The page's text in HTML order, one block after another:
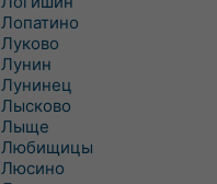
Лопатино
Луково
Лунин
Лунинец
Лысково
Лыще
Любищицы
Люсино